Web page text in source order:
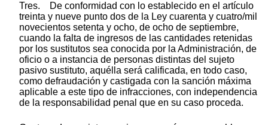
Tres. De conformidad con lo establecido en el artículo
treinta y nueve punto dos de la Ley cuarenta y cuatro/mil
novecientos setenta y ocho, de ocho de septiembre,
cuando la falta de ingresos de las cantidades retenidas
por los sustitutos sea conocida por la Administración, de
oficio o a instancia de personas distintas del sujeto
pasivo sustituto, aquélla será calificada, en todo caso,
como defraudación y castigada con la sanción máxima
aplicable a este tipo de infracciones, con independencia
de la responsabilidad penal que en su caso proceda.